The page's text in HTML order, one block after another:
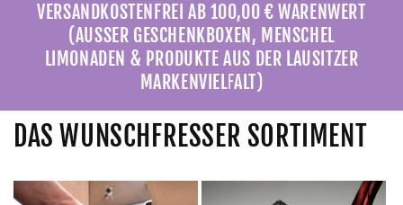
VERSANDKOSTENFREI AB 100,00 € WARENWERT
(AUSSER GESCHENKBOXEN, MENSCHEL
LIMONADEN & PRODUKTE AUS DER LAUSITZER
MARKENVIELFALT)
DAS WUNSCHFRESSER SORTIMENT